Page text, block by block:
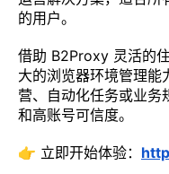
的用户。
借助 B2Proxy 灵活的
大的浏览器环境管理能
营、自动化任务或业务
和高账号可信度。
👉 立即开始体验：